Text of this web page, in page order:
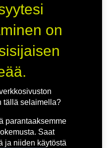
on
tällä selaimella?
parantaaksemme
Saat
ja niiden käytöstä